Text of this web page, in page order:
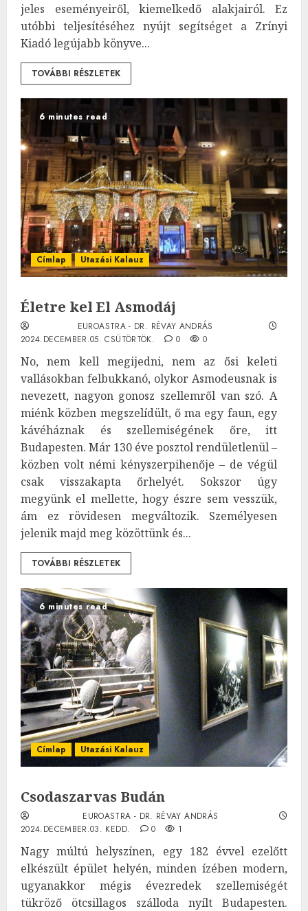
jeles eseményeiről, kiemelkedő alakjairól. Ez
utóbbi teljesítéséhez nyújt segítséget a Zrínyi
Kiadó legújabb könyve...
TOVÁBBI RÉSZLETEK
6 minutes read
Címlap Utazási Kalauz
Életre kel El Asmodáj
EUROASTRA - DR. RÉVAY ANDRÁS
2024.DECEMBER.05. CSÜTÖRTÖK.
0 0
No, nem kell megijedni, nem az ősi keleti
vallásokban felbukkanó, olykor Asmodeusnak is
nevezett, nagyon gonosz szellemről van szó. A
miénk közben megszelídült, ő ma egy faun, egy
kávéháznak és szellemiségének őre, itt
Budapesten. Már 130 éve posztol rendületlenül –
közben volt némi kényszerpihenője – de végül
csak visszakapta őrhelyét. Sokszor úgy
megyünk el mellette, hogy észre sem vesszük,
ám ez rövidesen megváltozik. Személyesen
jelenik majd meg közöttünk és...
TOVÁBBI RÉSZLETEK
6 minutes read
Címlap Utazási Kalauz
Csodaszarvas Budán
EUROASTRA - DR. RÉVAY ANDRÁS
2024.DECEMBER.03. KEDD.
0 1
Nagy múltú helyszínen, egy 182 évvel ezelőtt
elkészült épület helyén, minden ízében modern,
ugyanakkor mégis évezredek szellemiségét
tükröző ötcsillagos szálloda nyílt Budapesten.